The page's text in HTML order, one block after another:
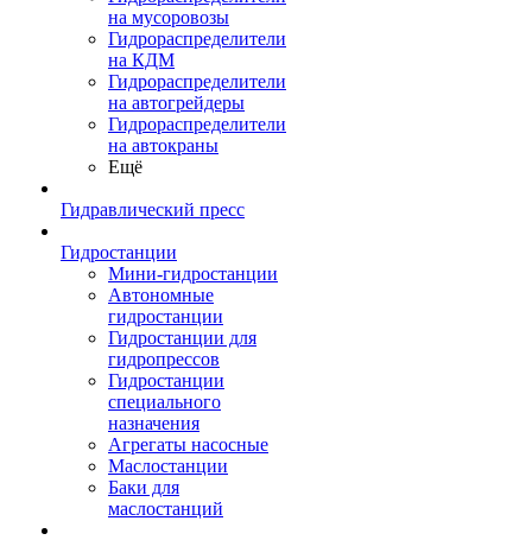
на мусоровозы
Гидрораспределители
на КДМ
Гидрораспределители
на автогрейдеры
Гидрораспределители
на автокраны
Ещё
Гидравлический пресс
Гидростанции
Мини-гидростанции
Автономные
гидростанции
Гидростанции для
гидропрессов
Гидростанции
специального
назначения
Агрегаты насосные
Маслостанции
Баки для
маслостанций